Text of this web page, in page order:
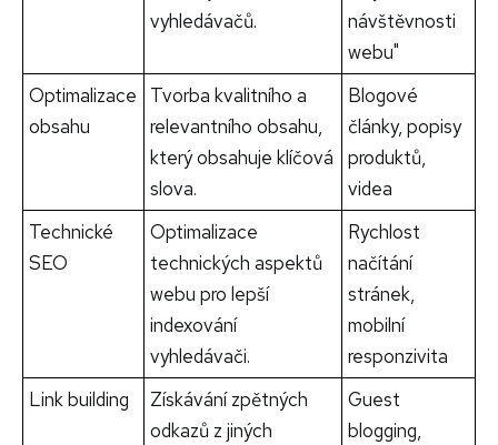
vyhledávačů.
návštěvnosti
webu"
Optimalizace
obsahu
Tvorba kvalitního a
relevantního obsahu,
který obsahuje klíčová
slova.
Blogové
články, popisy
produktů,
videa
Technické
SEO
Optimalizace
technických aspektů
webu pro lepší
indexování
vyhledávači.
Rychlost
načítání
stránek,
mobilní
responzivita
Link building
Získávání zpětných
odkazů z jiných
Guest
blogging,